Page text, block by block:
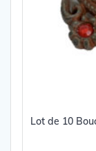
Lot de 10